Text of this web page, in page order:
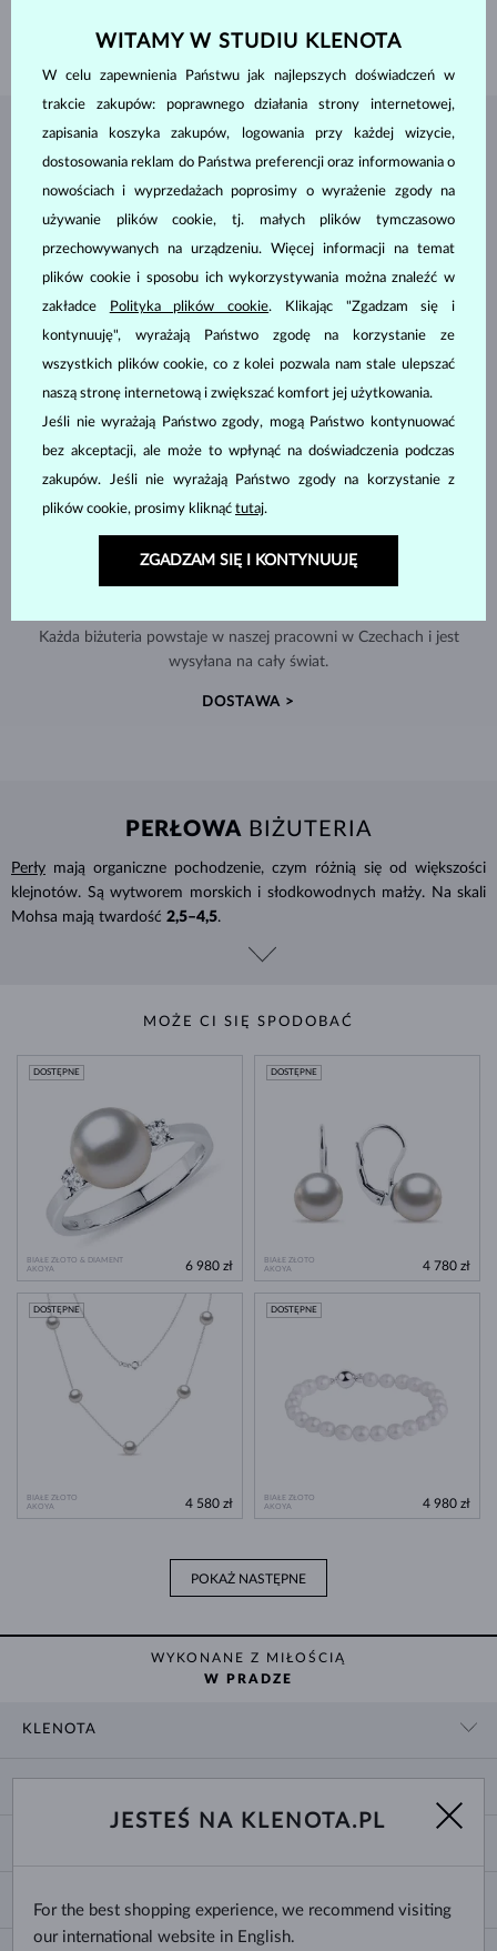
2.10 g
BIŻUTERIA ZATELIER KLENOTA
Każda biżuteria powstaje w naszej pracowni w Czechach i jest
wysyłana na cały świat.
DOSTAWA >
PERŁOWA BIŻUTERIA
Perły mają organiczne pochodzenie, czym różnią się od większości
klejnotów. Są wytworem morskich i słodkowodnych małży. Na skali
Mohsa mają twardość 2,5–4,5.
MOŻE CI SIĘ SPODOBAĆ
BIAŁE ZŁOTO & DIAMENT
AKOYA
DOSTĘPNE
6 980 zł
BIAŁE ZŁOTO
AKOYA
DOSTĘPNE
4 780 zł
BIAŁE ZŁOTO
AKOYA
DOSTĘPNE
4 580 zł
BIAŁE ZŁOTO
AKOYA
DOSTĘPNE
4 980 zł
POKAŻ NASTĘPNE
WYKONANE Z MIŁOŚCIĄ
W PRADZE
KLENOTA
DOSTAWA I PŁATNOŚĆ
WYBÓR OBRĄCZEK
CERTYFIKATY AUTENTYCZNOŚCI
ROZMIARY I TYPY ŁAŃCUSZKÓW
ROZMIARY BRANSOLETEK
Polska
WITAMY W STUDIU KLENOTA
W celu zapewnienia Państwu jak najlepszych doświadczeń w
trakcie zakupów: poprawnego działania strony internetowej,
zapisania koszyka zakupów, logowania przy każdej wizycie,
dostosowania reklam do Państwa preferencji oraz informowania o
nowościach i wyprzedażach poprosimy o wyrażenie zgody na
używanie plików cookie, tj. małych plików tymczasowo
przechowywanych na urządzeniu. Więcej informacji na temat
plików cookie i sposobu ich wykorzystywania można znaleźć w
zakładce
Polityka plików cookie. Klikając "Zgadzam się i
kontynuuję", wyrażają Państwo zgodę na korzystanie ze
wszystkich plików cookie, co z kolei pozwala nam stale ulepszać
naszą stronę internetową i zwiększać komfort jej użytkowania.
Jeśli nie wyrażają Państwo zgody, mogą Państwo kontynuować
bez akceptacji, ale może to wpłynąć na doświadczenia podczas
zakupów. Jeśli nie wyrażają Państwo zgody na korzystanie z
plików cookie, prosimy kliknąć tutaj.
ZGADZAM SIĘ I KONTYNUUJĘ
JESTEŚ NA KLENOTA.PL
For the best shopping experience, we recommend visiting
our international website in English.